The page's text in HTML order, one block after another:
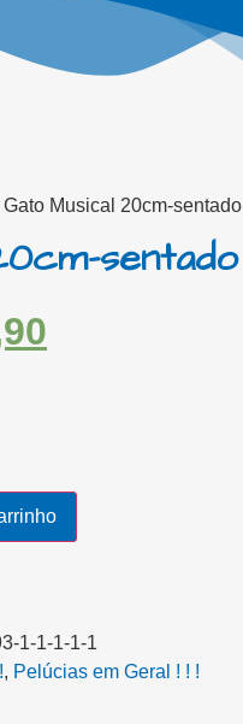
Gato Musical 20cm-sentado
sentado
1-1-1-1-1
, Pelúcias em Geral ! ! !